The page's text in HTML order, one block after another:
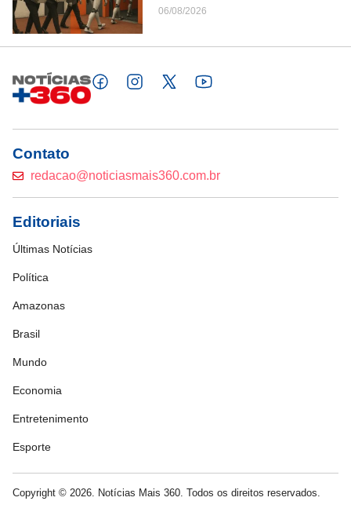
06/08/2026
Contato
redacao@noticiasmais360.com.br
Editoriais
Últimas Notícias
Política
Amazonas
Brasil
Mundo
Economia
Entretenimento
Esporte
Copyright © 2026. Notícias Mais 360. Todos os direitos reservados.